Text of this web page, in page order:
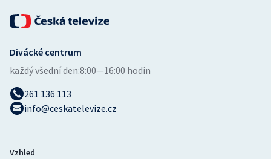
Divácké centrum
každý všední den:8:00—16:00 hodin
261 136 113
info@ceskatelevize.cz
Vzhled